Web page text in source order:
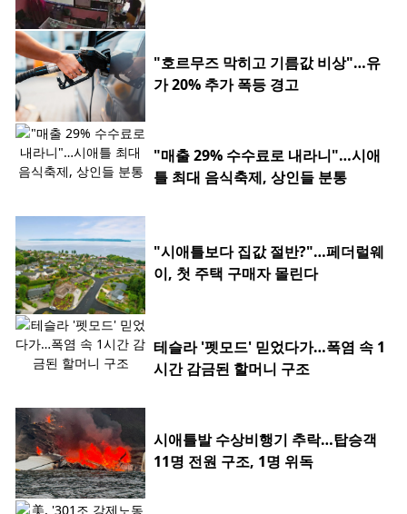
"호르무즈 막히고 기름값 비상"…유
가 20% 추가 폭등 경고
"매출 29% 수수료로 내라니"…시애
틀 최대 음식축제, 상인들 분통
"시애틀보다 집값 절반?"…페더럴웨
이, 첫 주택 구매자 몰린다
테슬라 '펫모드' 믿었다가…폭염 속 1
시간 감금된 할머니 구조
시애틀발 수상비행기 추락…탑승객
11명 전원 구조, 1명 위독